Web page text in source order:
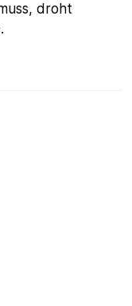
droht